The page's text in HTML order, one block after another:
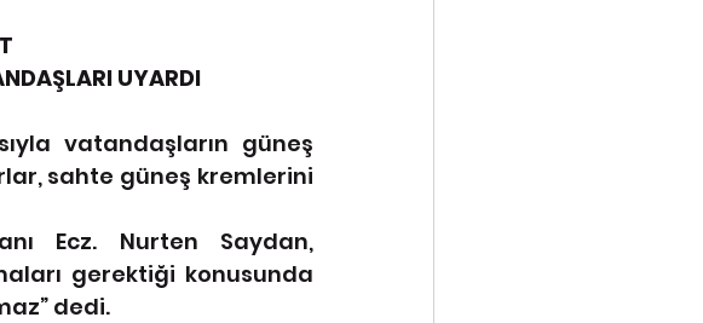
UYARDI
vatandaşların güneş
sahte güneş kremlerini
Ecz. Nurten Saydan,
gerektiği konusunda
dedi.